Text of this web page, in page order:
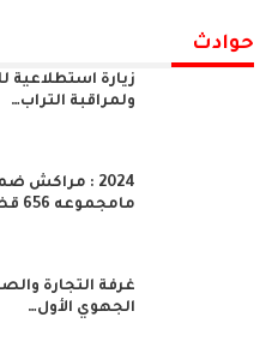
حوادث
زيارة استطلاعية
ولمراقبة التراب…
2024 :
مامجموعه 656 قضية…
غرفة التجارة
الجهوي الأول…